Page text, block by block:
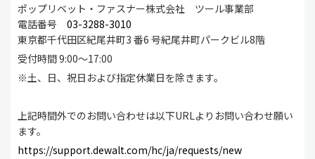
ポップリベット・ファスナー株式会社 ツール事業部
電話番号 03-3288-3010
東京都千代田区紀尾井町3 番6 号紀尾井町パークビル8階
受付時間 9:00～17:00
※土、日、祝日および指定休業日を除きます。
上記時間外でのお問い合わせは以下URLよりお問い合わせ願い
ます。
https://support.dewalt.com/hc/ja/requests/new